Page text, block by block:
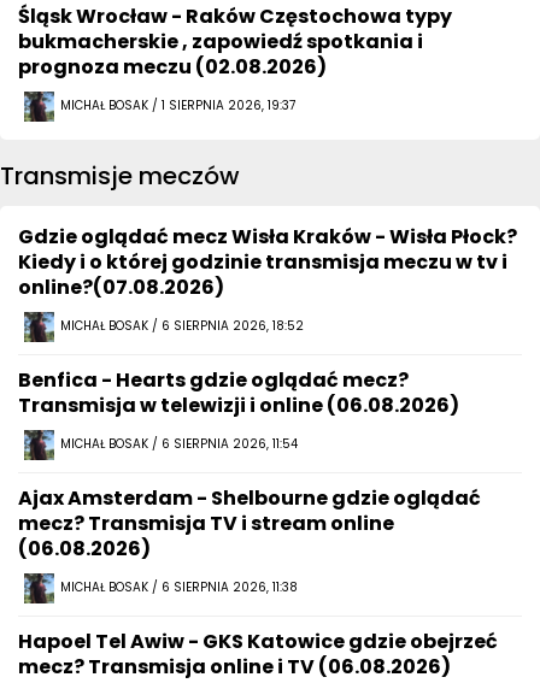
Śląsk Wrocław - Raków Częstochowa typy
bukmacherskie , zapowiedź spotkania i
prognoza meczu (02.08.2026)
MICHAŁ BOSAK / 1 SIERPNIA 2026, 19:37
Transmisje meczów
Gdzie oglądać mecz Wisła Kraków - Wisła Płock?
Kiedy i o której godzinie transmisja meczu w tv i
online?(07.08.2026)
MICHAŁ BOSAK / 6 SIERPNIA 2026, 18:52
Benfica - Hearts gdzie oglądać mecz?
Transmisja w telewizji i online (06.08.2026)
MICHAŁ BOSAK / 6 SIERPNIA 2026, 11:54
Ajax Amsterdam - Shelbourne gdzie oglądać
mecz? Transmisja TV i stream online
(06.08.2026)
MICHAŁ BOSAK / 6 SIERPNIA 2026, 11:38
Hapoel Tel Awiw - GKS Katowice gdzie obejrzeć
mecz? Transmisja online i TV (06.08.2026)